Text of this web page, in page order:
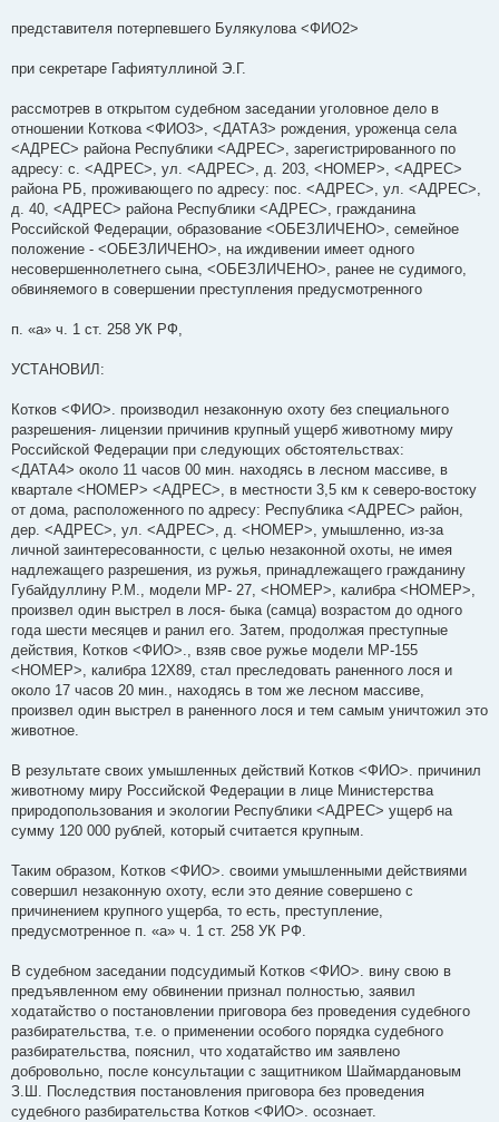
представителя потерпевшего Булякулова <ФИО2>
при секретаре Гафиятуллиной Э.Г.
рассмотрев в открытом судебном заседании уголовное дело в
отношении Коткова <ФИО3>, <ДАТА3> рождения, уроженца села
<АДРЕС> района Республики <АДРЕС>, зарегистрированного по
адресу: с. <АДРЕС>, ул. <АДРЕС>, д. 203, <НОМЕР>, <АДРЕС>
района РБ, проживающего по адресу: пос. <АДРЕС>, ул. <АДРЕС>,
д. 40, <АДРЕС> района Республики <АДРЕС>, гражданина
Российской Федерации, образование <ОБЕЗЛИЧЕНО>, семейное
положение - <ОБЕЗЛИЧЕНО>, на иждивении имеет одного
несовершеннолетнего сына, <ОБЕЗЛИЧЕНО>, ранее не судимого,
обвиняемого в совершении преступления предусмотренного
п. «а» ч. 1 ст. 258 УК РФ,
УСТАНОВИЛ:
Котков <ФИО>. производил незаконную охоту без специального
разрешения- лицензии причинив крупный ущерб животному миру
Российской Федерации при следующих обстоятельствах:
<ДАТА4> около 11 часов 00 мин. находясь в лесном массиве, в
квартале <НОМЕР> <АДРЕС>, в местности 3,5 км к северо-востоку
от дома, расположенного по адресу: Республика <АДРЕС> район,
дер. <АДРЕС>, ул. <АДРЕС>, д. <НОМЕР>, умышленно, из-за
личной заинтересованности, с целью незаконной охоты, не имея
надлежащего разрешения, из ружья, принадлежащего гражданину
Губайдуллину Р.М., модели МР- 27, <НОМЕР>, калибра <НОМЕР>,
произвел один выстрел в лося- быка (самца) возрастом до одного
года шести месяцев и ранил его. Затем, продолжая преступные
действия, Котков <ФИО>., взяв свое ружье модели МР-155
<НОМЕР>, калибра 12Х89, стал преследовать раненного лося и
около 17 часов 20 мин., находясь в том же лесном массиве,
произвел один выстрел в раненного лося и тем самым уничтожил это
животное.
В результате своих умышленных действий Котков <ФИО>. причинил
животному миру Российской Федерации в лице Министерства
природопользования и экологии Республики <АДРЕС> ущерб на
сумму 120 000 рублей, который считается крупным.
Таким образом, Котков <ФИО>. своими умышленными действиями
совершил незаконную охоту, если это деяние совершено с
причинением крупного ущерба, то есть, преступление,
предусмотренное п. «а» ч. 1 ст. 258 УК РФ.
В судебном заседании подсудимый Котков <ФИО>. вину свою в
предъявленном ему обвинении признал полностью, заявил
ходатайство о постановлении приговора без проведения судебного
разбирательства, т.е. о применении особого порядка судебного
разбирательства, пояснил, что ходатайство им заявлено
добровольно, после консультации с защитником Шаймардановым
З.Ш. Последствия постановления приговора без проведения
судебного разбирательства Котков <ФИО>. осознает.